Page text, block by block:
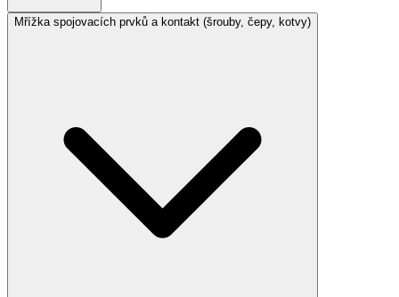
Mřížka spojovacích prvků a kontakt (šrouby, čepy, kotvy)